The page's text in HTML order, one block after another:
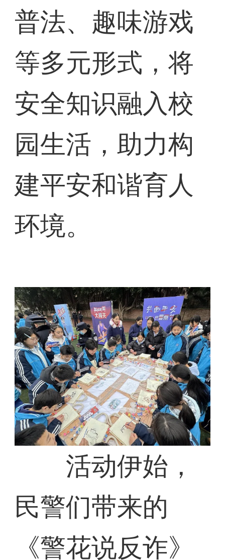
普法、趣味游戏
等多元形式，将
安全知识融入校
园生活，助力构
建平安和谐育人
环境。
活动伊始，
民警们带来的
《警花说反诈》